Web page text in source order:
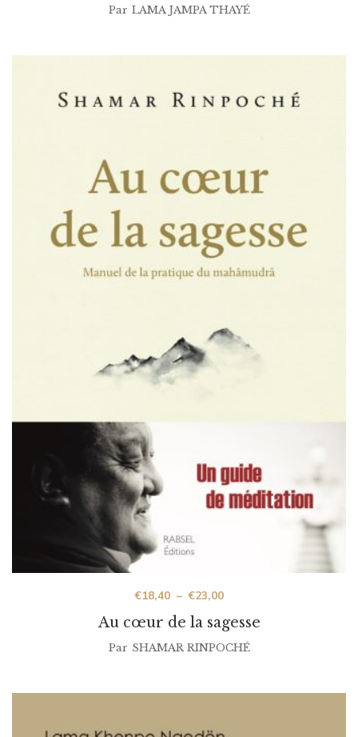
Par LAMA JAMPA THAYÉ
Au cœur de la sagesse
€18,40 – €23,00
Par SHAMAR RINPOCHÉ